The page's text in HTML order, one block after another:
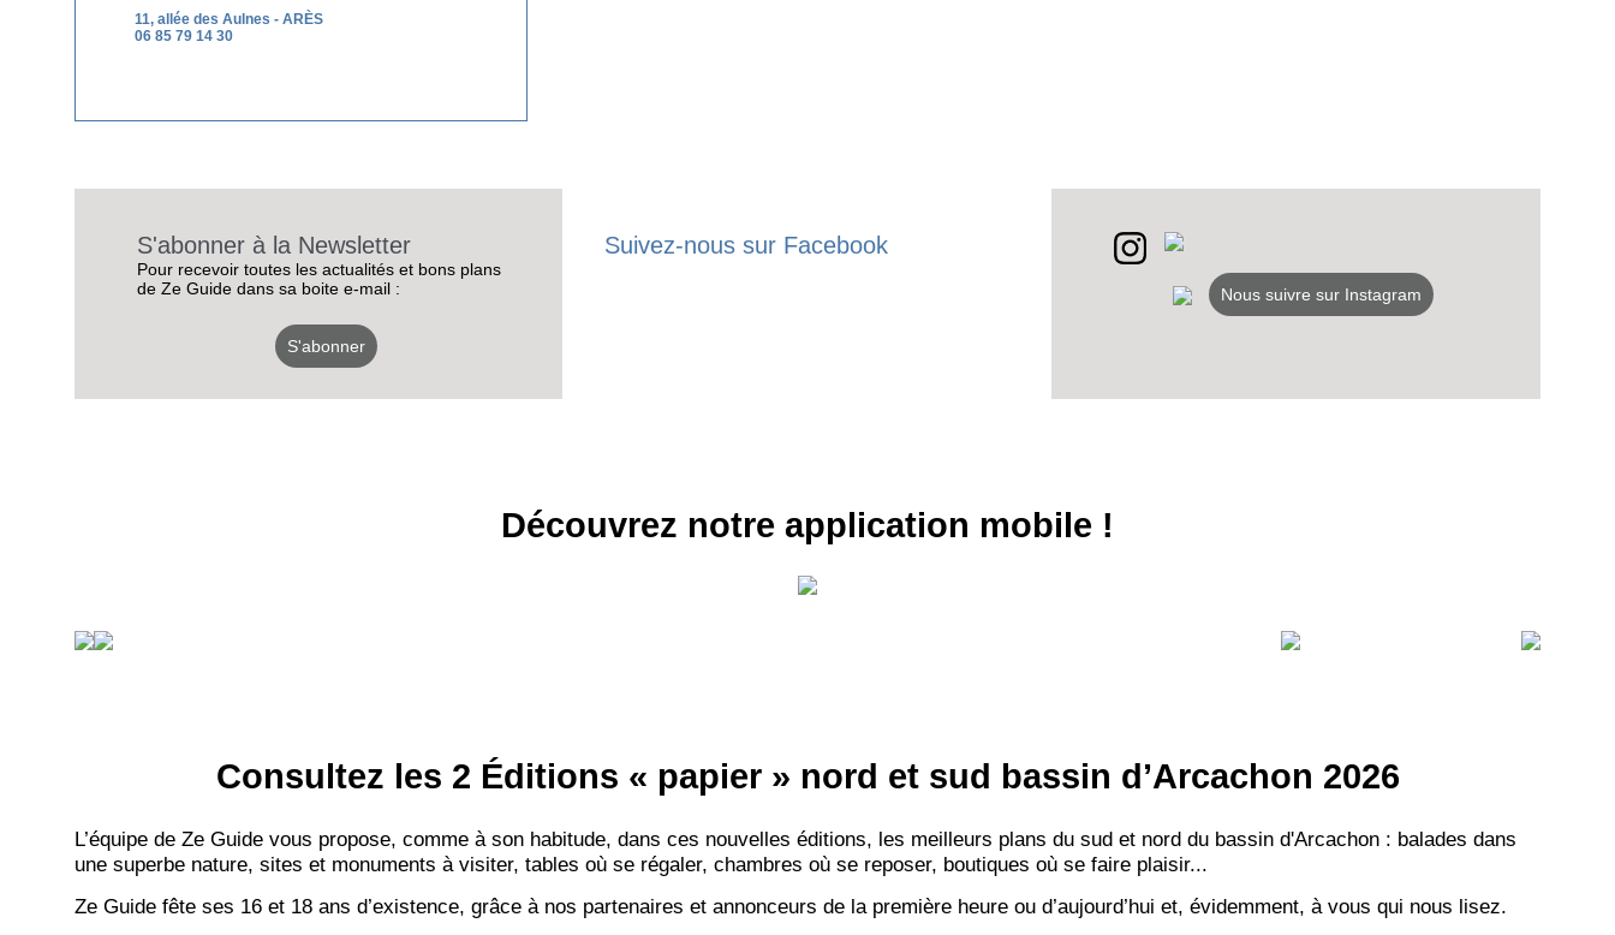
LES
INSCRIPTION NEWSLETTER
S'ABONNER
11, allée des Aulnes - ARÈS
06 85 79 14 30
S'abonner à la Newsletter
Pour recevoir toutes les actualités et bons plans
de Ze Guide dans sa boite e-mail :
S'abonner
Suivez-nous sur Facebook
Nous suivre sur Instagram
Découvrez notre application mobile !
Consultez les 2 Éditions « papier » nord et sud bassin d’Arcachon 2026
L’équipe de Ze Guide vous propose, comme à son habitude, dans ces nouvelles éditions, les meilleurs plans du sud et nord du bassin d'Arcachon : balades dans
une superbe nature, sites et monuments à visiter, tables où se régaler, chambres où se reposer, boutiques où se faire plaisir...
Ze Guide fête ses 16 et 18 ans d’existence, grâce à nos partenaires et annonceurs de la première heure ou d’aujourd’hui et, évidemment, à vous qui nous lisez.